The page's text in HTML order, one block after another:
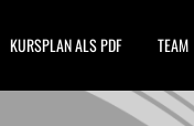
KURSPLAN ALS PDF TEAM